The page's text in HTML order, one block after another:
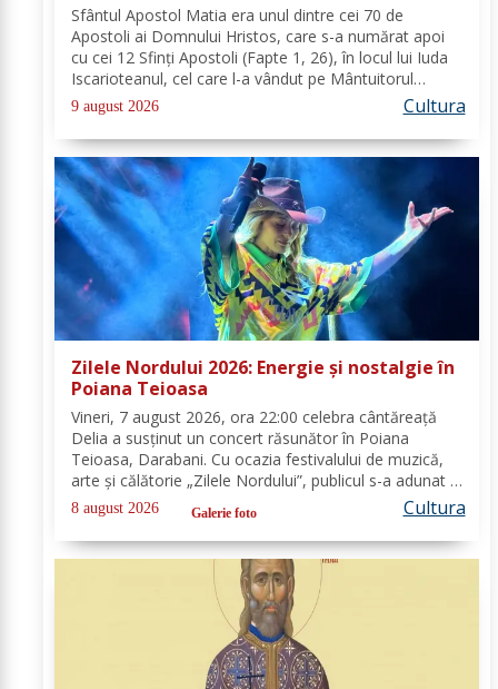
Sfântul Apostol Matia era unul dintre cei 70 de
Apostoli ai Domnului Hristos, care s-a numărat apoi
cu cei 12 Sfinţi Apostoli (Fapte 1, 26), în locul lui Iuda
Iscarioteanul, cel care l-a vândut pe Mântuitorul
pentru 30 de arginţi. După Învierea şi Înălţarea la cer a
Domnului, comunitatea...
9 august 2026 Cultura
Zilele Nordului 2026: Energie și nostalgie în
Poiana Teioasa
Vineri, 7 august 2026, ora 22:00 celebra cântăreață
Delia a susținut un concert răsunător în Poiana
Teioasa, Darabani. Cu ocazia festivalului de muzică,
arte și călătorie „Zilele Nordului”, publicul s-a adunat în
acest colț de natură, bucurându-se de noaptea
călduroasă și peisajul unei oaze verzi,...
8 august 2026 Galerie foto Cultura